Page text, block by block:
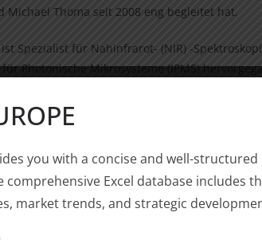
Thoma seit 2008 eng begleitet hat.
Spezialist für Nahinfrarot- (NIR) -
Photonische Mikrosysteme (IPMS)
konzipiert ist und in über 5.500
diesem Segment die Marktführerschaft in
der pharmazeutischen Herstellung von
Krankenhäuser, Apotheken, Kliniken und
Medizin zu versorgen. Das 1990
you with a concise and well-
comprehensive Excel database
market trends, and strategic